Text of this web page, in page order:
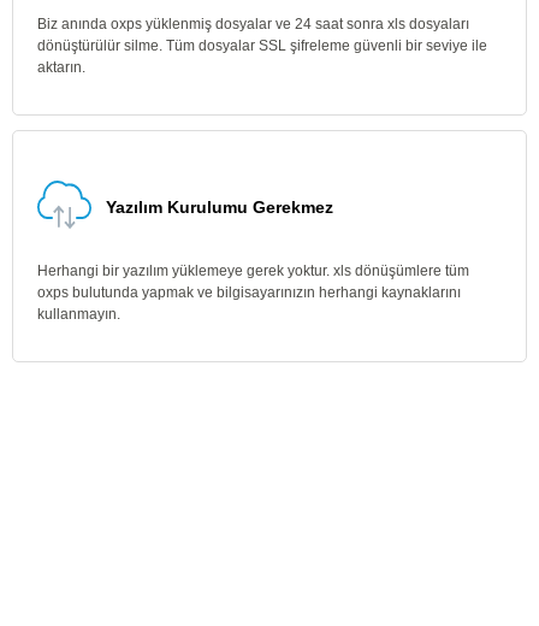
Biz anında oxps yüklenmiş dosyalar ve 24 saat sonra xls dosyaları
dönüştürülür silme. Tüm dosyalar SSL şifreleme güvenli bir seviye ile
aktarın.
Yazılım Kurulumu Gerekmez
Herhangi bir yazılım yüklemeye gerek yoktur. xls dönüşümlere tüm
oxps bulutunda yapmak ve bilgisayarınızın herhangi kaynaklarını
kullanmayın.